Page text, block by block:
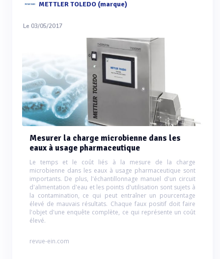
METTLER TOLEDO (marque)
Le 03/05/2017
Mesurer la charge microbienne dans les
eaux à usage pharmaceutique
Le temps et le coût liés à la mesure de la charge
microbienne dans les eaux à usage pharmaceutique sont
importants. De plus, l'échantillonnage manuel d'un circuit
d'alimentation d'eau et les points d'utilisation sont sujets à
la contamination, ce qui peut entraîner un pourcentage
élevé de mauvais résultats. Chaque faux positif doit faire
l'objet d'une enquête complète, ce qui représente un coût
élevé.
revue-ein.com